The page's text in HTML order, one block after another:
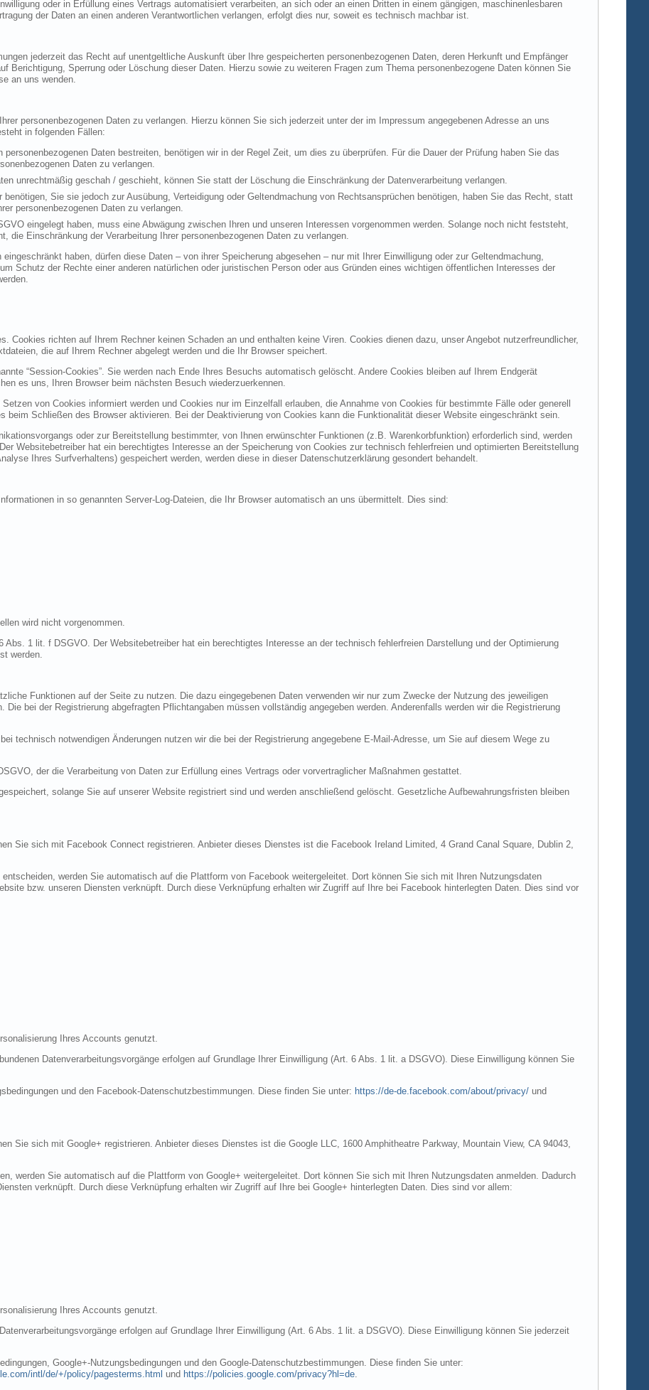
oder in Erfüllung eines Vertrags automatisiert verarbeiten, an sich oder an einen Dritten in einem gängigen, maschinenlesbaren
der Daten an einen anderen Verantwortlichen verlangen, erfolgt dies nur, soweit es technisch machbar ist.
jederzeit das Recht auf unentgeltliche Auskunft über Ihre gespeicherten personenbezogenen Daten, deren Herkunft und Empfänger
Berichtigung, Sperrung oder Löschung dieser Daten. Hierzu sowie zu weiteren Fragen zum Thema personenbezogene Daten können Sie
an uns wenden.
personenbezogenen Daten zu verlangen. Hierzu können Sie sich jederzeit unter der im Impressum angegebenen Adresse an uns
in folgenden Fällen:
Daten bestreiten, benötigen wir in der Regel Zeit, um dies zu überprüfen. Für die Dauer der Prüfung haben Sie das
Daten zu verlangen.
unrechtmäßig geschah / geschieht, können Sie statt der Löschung die Einschränkung der Datenverarbeitung verlangen.
Sie sie jedoch zur Ausübung, Verteidigung oder Geltendmachung von Rechtsansprüchen benötigen, haben Sie das Recht, statt
personenbezogenen Daten zu verlangen.
eingelegt haben, muss eine Abwägung zwischen Ihren und unseren Interessen vorgenommen werden. Solange noch nicht feststeht,
die Einschränkung der Verarbeitung Ihrer personenbezogenen Daten zu verlangen.
haben, dürfen diese Daten – von ihrer Speicherung abgesehen – nur mit Ihrer Einwilligung oder zur Geltendmachung,
Schutz der Rechte einer anderen natürlichen oder juristischen Person oder aus Gründen eines wichtigen öffentlichen Interesses der
Cookies richten auf Ihrem Rechner keinen Schaden an und enthalten keine Viren. Cookies dienen dazu, unser Angebot nutzerfreundlicher,
die auf Ihrem Rechner abgelegt werden und die Ihr Browser speichert.
“Session-Cookies”. Sie werden nach Ende Ihres Besuchs automatisch gelöscht. Andere Cookies bleiben auf Ihrem Endgerät
es uns, Ihren Browser beim nächsten Besuch wiederzuerkennen.
von Cookies informiert werden und Cookies nur im Einzelfall erlauben, die Annahme von Cookies für bestimmte Fälle oder generell
beim Schließen des Browser aktivieren. Bei der Deaktivierung von Cookies kann die Funktionalität dieser Website eingeschränkt sein.
oder zur Bereitstellung bestimmter, von Ihnen erwünschter Funktionen (z.B. Warenkorbfunktion) erforderlich sind, werden
Websitebetreiber hat ein berechtigtes Interesse an der Speicherung von Cookies zur technisch fehlerfreien und optimierten Bereitstellung
Ihres Surfverhaltens) gespeichert werden, werden diese in dieser Datenschutzerklärung gesondert behandelt.
in so genannten Server-Log-Dateien, die Ihr Browser automatisch an uns übermittelt. Dies sind:
wird nicht vorgenommen.
Abs. 1 lit. f DSGVO. Der Websitebetreiber hat ein berechtigtes Interesse an der technisch fehlerfreien Darstellung und der Optimierung
werden.
Funktionen auf der Seite zu nutzen. Die dazu eingegebenen Daten verwenden wir nur zum Zwecke der Nutzung des jeweiligen
bei der Registrierung abgefragten Pflichtangaben müssen vollständig angegeben werden. Anderenfalls werden wir die Registrierung
technisch notwendigen Änderungen nutzen wir die bei der Registrierung angegebene E-Mail-Adresse, um Sie auf diesem Wege zu
der die Verarbeitung von Daten zur Erfüllung eines Vertrags oder vorvertraglicher Maßnahmen gestattet.
solange Sie auf unserer Website registriert sind und werden anschließend gelöscht. Gesetzliche Aufbewahrungsfristen bleiben
Sie sich mit Facebook Connect registrieren. Anbieter dieses Dienstes ist die Facebook Ireland Limited, 4 Grand Canal Square, Dublin 2,
werden Sie automatisch auf die Plattform von Facebook weitergeleitet. Dort können Sie sich mit Ihren Nutzungsdaten
bzw. unseren Diensten verknüpft. Durch diese Verknüpfung erhalten wir Zugriff auf Ihre bei Facebook hinterlegten Daten. Dies sind vor
Ihres Accounts genutzt.
Datenverarbeitungsvorgänge erfolgen auf Grundlage Ihrer Einwilligung (Art. 6 Abs. 1 lit. a DSGVO). Diese Einwilligung können Sie
und den Facebook-Datenschutzbestimmungen. Diese finden Sie unter: https://de-de.facebook.com/about/privacy/ und
Sie sich mit Google+ registrieren. Anbieter dieses Dienstes ist die Google LLC, 1600 Amphitheatre Parkway, Mountain View, CA 94043,
werden Sie automatisch auf die Plattform von Google+ weitergeleitet. Dort können Sie sich mit Ihren Nutzungsdaten anmelden. Dadurch
verknüpft. Durch diese Verknüpfung erhalten wir Zugriff auf Ihre bei Google+ hinterlegten Daten. Dies sind vor allem:
Ihres Accounts genutzt.
erfolgen auf Grundlage Ihrer Einwilligung (Art. 6 Abs. 1 lit. a DSGVO). Diese Einwilligung können Sie jederzeit
Google+-Nutzungsbedingungen und den Google-Datenschutzbestimmungen. Diese finden Sie unter:
intl/de/+/policy/pagesterms.html und https://policies.google.com/privacy?hl=de.